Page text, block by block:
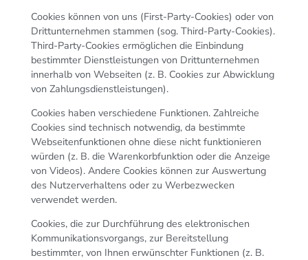
Cookies können von uns (First-Party-Cookies) oder von
Drittunternehmen stammen (sog. Third-Party-Cookies).
Third-Party-Cookies ermöglichen die Einbindung
bestimmter Dienstleistungen von Drittunternehmen
innerhalb von Webseiten (z. B. Cookies zur Abwicklung
von Zahlungsdienstleistungen).
Cookies haben verschiedene Funktionen. Zahlreiche
Cookies sind technisch notwendig, da bestimmte
Webseitenfunktionen ohne diese nicht funktionieren
würden (z. B. die Warenkorbfunktion oder die Anzeige
von Videos). Andere Cookies können zur Auswertung
des Nutzerverhaltens oder zu Werbezwecken
verwendet werden.
Cookies, die zur Durchführung des elektronischen
Kommunikationsvorgangs, zur Bereitstellung
bestimmter, von Ihnen erwünschter Funktionen (z. B.